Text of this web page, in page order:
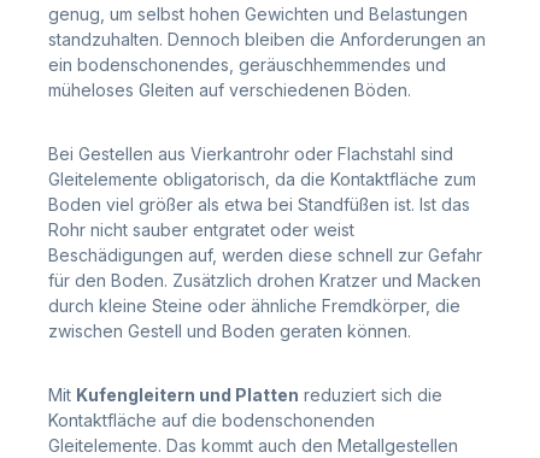
genug, um selbst hohen Gewichten und Belastungen
standzuhalten. Dennoch bleiben die Anforderungen an
ein bodenschonendes, geräuschhemmendes und
müheloses Gleiten auf verschiedenen Böden.
Bei Gestellen aus Vierkantrohr oder Flachstahl sind
Gleitelemente obligatorisch, da die Kontaktfläche zum
Boden viel größer als etwa bei Standfüßen ist. Ist das
Rohr nicht sauber entgratet oder weist
Beschädigungen auf, werden diese schnell zur Gefahr
für den Boden. Zusätzlich drohen Kratzer und Macken
durch kleine Steine oder ähnliche Fremdkörper, die
zwischen Gestell und Boden geraten können.
Mit Kufengleitern und Platten reduziert sich die
Kontaktfläche auf die bodenschonenden
Gleitelemente. Das kommt auch den Metallgestellen